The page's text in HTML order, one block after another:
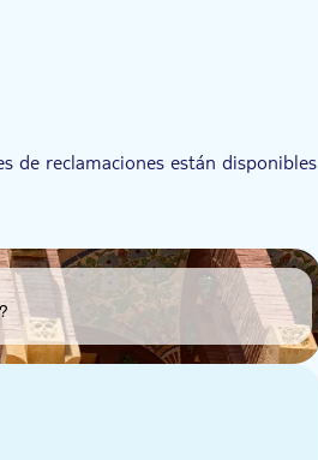
de reclamaciones están disponibles
comentario.
facilitar la comprensión